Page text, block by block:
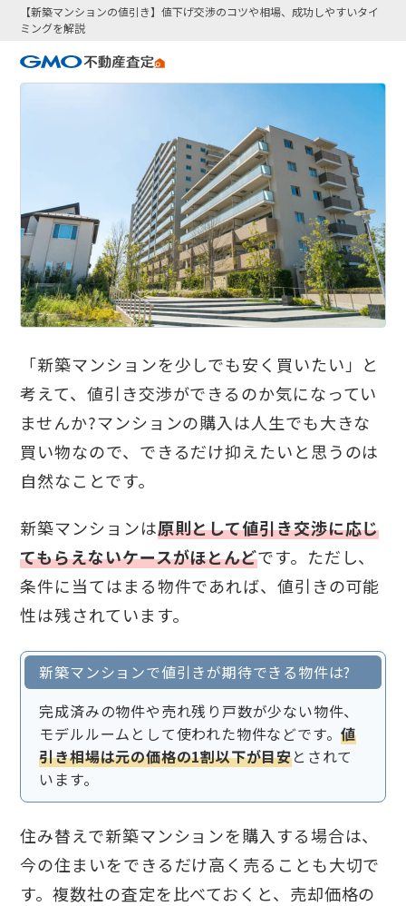
【新築マンションの値引き】値下げ交渉のコツや相場、成功しやすいタイ
ミングを解説
「新築マンションを少しでも安く買いたい」と
考えて、値引き交渉ができるのか気になってい
ませんか?マンションの購入は人生でも大きな
買い物なので、できるだけ抑えたいと思うのは
自然なことです。
新築マンションは原則として値引き交渉に応じ
てもらえないケースがほとんどです。ただし、
条件に当てはまる物件であれば、値引きの可能
性は残されています。
新築マンションで値引きが期待できる物件は?
完成済みの物件や売れ残り戸数が少ない物件、
モデルルームとして使われた物件などです。値
引き相場は元の価格の1割以下が目安とされて
います。
住み替えで新築マンションを購入する場合は、
今の住まいをできるだけ高く売ることも大切で
す。複数社の査定を比べておくと、売却価格の